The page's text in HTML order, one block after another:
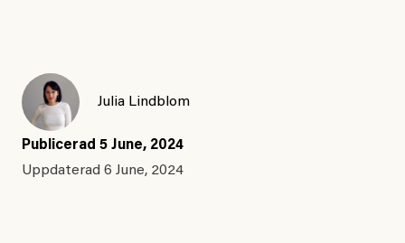
Julia Lindblom
Publicerad 5 June, 2024
Uppdaterad 6 June, 2024